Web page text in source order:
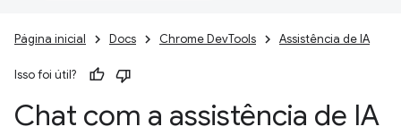
Página inicial Docs Chrome DevTools Assistência de IA
Isso foi útil?
Chat com a assistência de IA